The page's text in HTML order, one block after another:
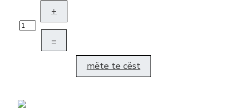
+
–
mëte te cëst